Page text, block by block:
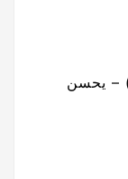
– يحسن